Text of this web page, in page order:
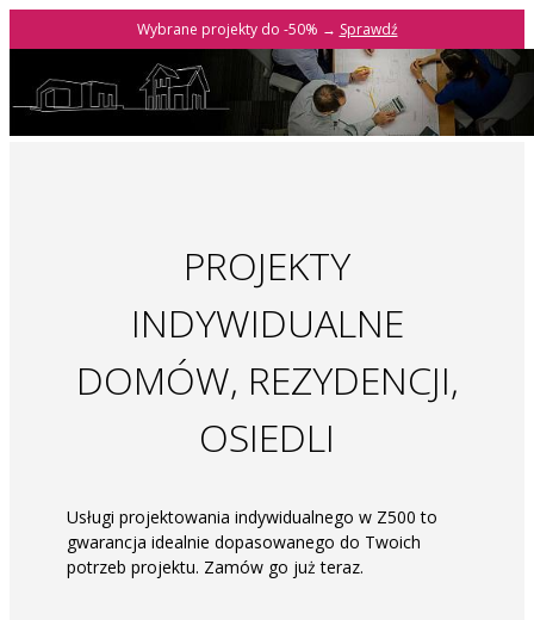
Wybrane projekty do -50% → Sprawdź
PROJEKTY
INDYWIDUALNE
DOMÓW, REZYDENCJI,
OSIEDLI
Usługi projektowania indywidualnego w Z500 to
gwarancja idealnie dopasowanego do Twoich
potrzeb projektu. Zamów go już teraz.